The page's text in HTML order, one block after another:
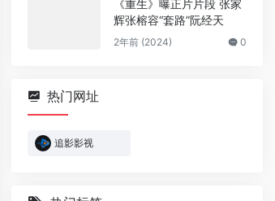
《重生》曝正片片段 张家
辉张榕容“套路”阮经天
2年前 (2024) 0
热门网址
追影影视